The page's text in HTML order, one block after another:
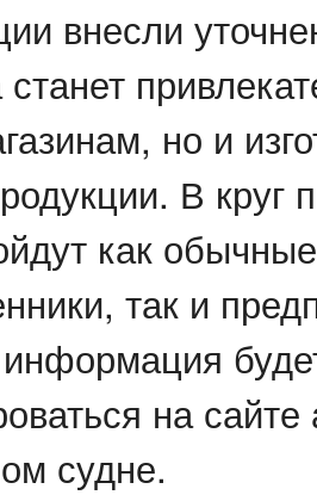
внесли
но и
В круг
как обычные
так и
на
судне.